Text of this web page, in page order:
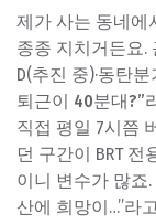
제가 사는 동네에
종종 지치거든요.
D(추진 중)·동탄
퇴근이 40분대?”
직접 평일 7시쯤
던 구간이 BRT
이니 변수가 많죠
산에 희망이…”라